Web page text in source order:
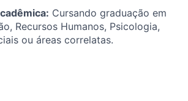
Cursando graduação em
Recursos Humanos, Psicologia,
ou áreas correlatas.